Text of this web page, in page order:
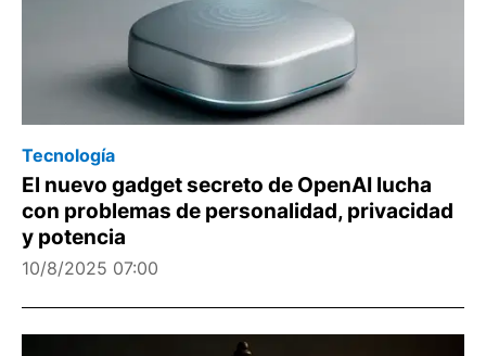
Tecnología
El nuevo gadget secreto de OpenAI lucha
con problemas de personalidad, privacidad
y potencia
10/8/2025 07:00